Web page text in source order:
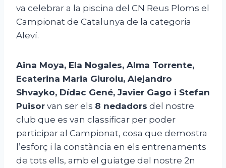
va celebrar a la piscina del CN Reus Ploms el
Campionat de Catalunya de la categoria
Aleví.
Aina Moya, Ela Nogales, Alma Torrente,
Ecaterina Maria Giuroiu, Alejandro
Shvayko, Dídac Gené, Javier Gago i Stefan
Puisor van ser els 8 nedadors del nostre
club que es van classificar per poder
participar al Campionat, cosa que demostra
l’esforç i la constància en els entrenaments
de tots ells, amb el guiatge del nostre 2n